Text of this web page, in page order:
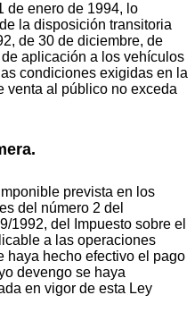
enero de 1994, lo
la disposición transitoria
de 30 de diciembre, de
aplicación a los vehículos
condiciones exigidas en la
venta al público no exceda
prevista en los
del número 2 del
1992, del Impuesto sobre el
a las operaciones
haya hecho efectivo el pago
devengo se haya
en vigor de esta Ley